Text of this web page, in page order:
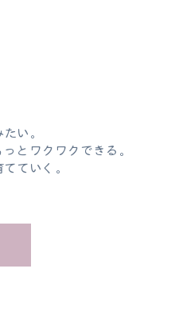
い。
とワクワクできる。
ていく。